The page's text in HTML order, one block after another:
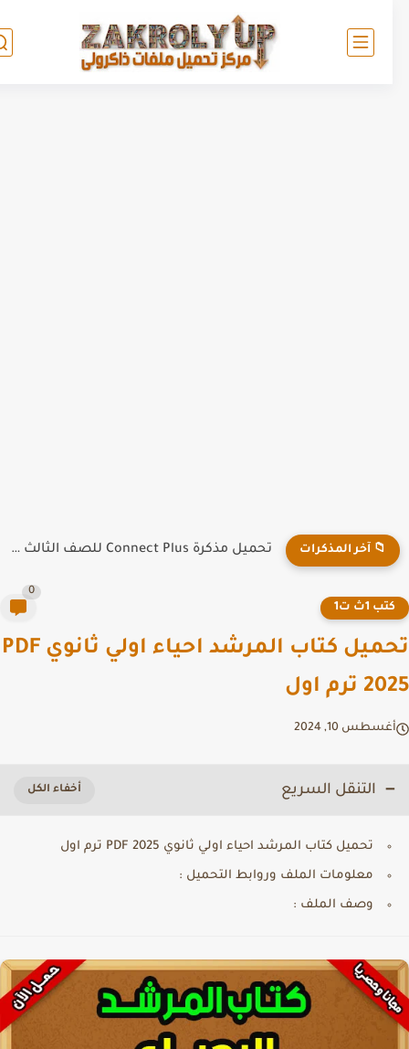
📁 آخر المذكرات تحميل مذكرة Connect Plus للصف الثالث الابتدائي الترم الأول PDF...
1ث ت1
تحميل كتاب المرشد احياء اولي ثانوي PDF
اول
10, 2024
التنقل السريع
تحميل كتاب المرشد احياء اولي ثانوي PDF 2025 ترم اول
معلومات الملف وروابط التحميل :
وصف الملف :